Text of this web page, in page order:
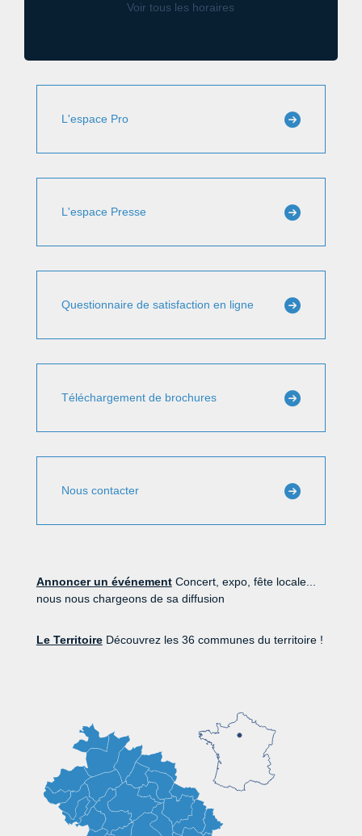
Voir tous les horaires
L'espace Pro
L'espace Presse
Questionnaire de satisfaction en ligne
Téléchargement de brochures
Nous contacter
Annoncer un événementConcert, expo, fête locale...
nous nous chargeons de sa diffusion
Le TerritoireDécouvrez les 36 communes du territoire !